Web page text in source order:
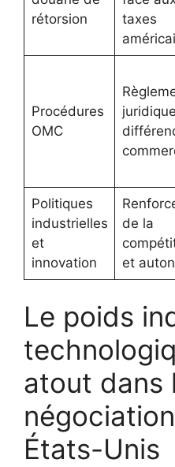
rétorsion
taxes
Procédures
OMC
Politiques
industrielles
et
innovation
de la
et
Le poids
atout dans
États-Unis